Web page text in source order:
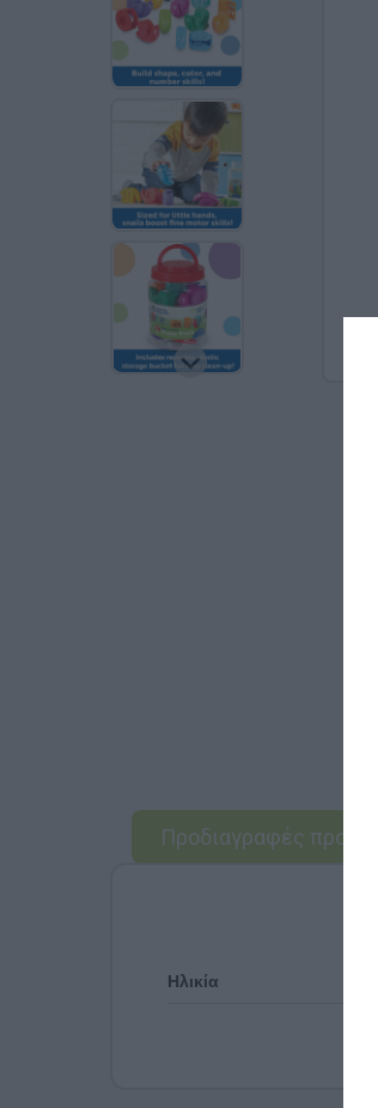
Προδιαγραφές
Ηλικία